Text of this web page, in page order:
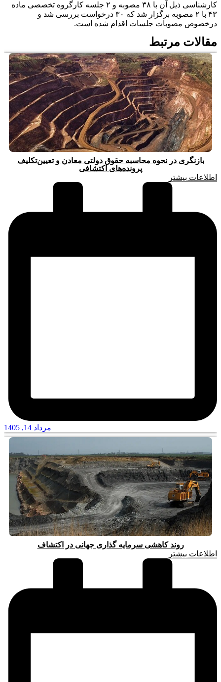
کارشناسی ذیل آن با ۳۸ مصوبه و ۲ جلسه کارگروه تخصصی ماده
۴۳ با ۲ مصوبه برگزار شد که ۳۰ درخواست بررسی شد و
درخصوص مصوبات جلسات اقدام شده است.
مقالات مرتبط
بازنگری در نحوه محاسبه حقوق دولتی معادن و تعیین‌تکلیف
پرونده‌های اکتشافی
اطلاعات بیشتر
مرداد 14, 1405
روند کاهشی سرمایه گذاری جهانی در اکتشاف
اطلاعات بیشتر